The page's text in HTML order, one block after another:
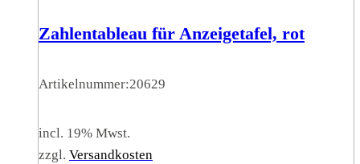
Zahlentableau für Anzeigetafel, rot
Artikelnummer:20629
incl. 19% Mwst.
zzgl. Versandkosten